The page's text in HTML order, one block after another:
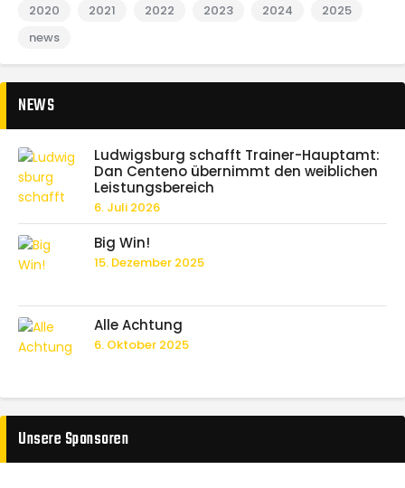
2020
2021 2022 2023 2024
2025
news
NEWS
Ludwigsburg schafft Trainer-Hauptamt:
Dan Centeno übernimmt den weiblichen
Leistungsbereich
6. Juli 2026
Big Win!
15. Dezember 2025
Alle Achtung
6. Oktober 2025
Unsere Sponsoren